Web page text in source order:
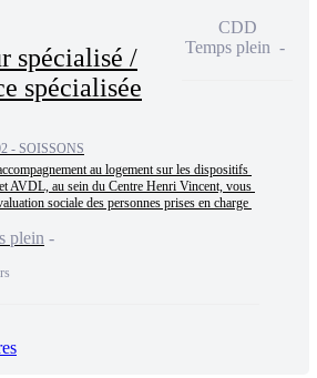
spécialisé /
spécialisée
- SOISSONS
au logement sur les dispositifs
AVDL, au sein du Centre Henri Vincent, vous
sociale des personnes prises en charge
plein
CDD
Temps plein